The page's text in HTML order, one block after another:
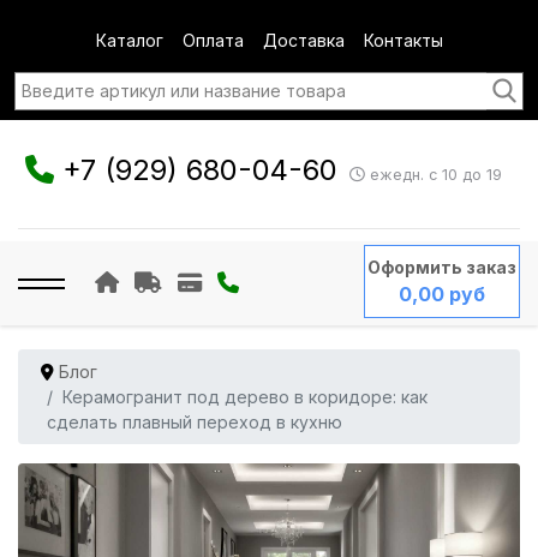
Каталог Оплата Доставка Контакты
+7 (929) 680-04-60 ежедн. с 10 до 19
Оформить заказ
0,00 руб
Блог
Керамогранит под дерево в коридоре: как
сделать плавный переход в кухню